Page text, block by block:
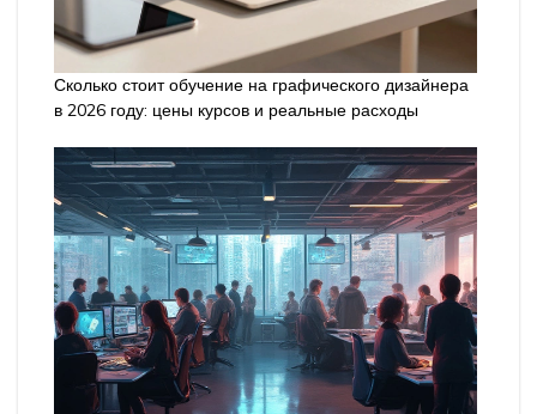
Сколько стоит обучение на графического дизайнера
в 2026 году: цены курсов и реальные расходы